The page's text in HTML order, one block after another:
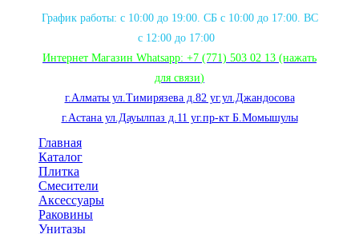
График работы: с 10:00 до 19:00. СБ с 10:00 до 17:00. ВС
с 12:00 до 17:00
Интернет Магазин Whatsapp: +7 (771) 503 02 13 (нажать
для связи)
г.Алматы ул.Тимирязева д.82 уг.ул.Джандосова
г.Астана ул.Дауылпаз д.11 уг.пр-кт Б.Момышулы
Главная
Каталог
Плитка
Смесители
Аксессуары
Раковины
Унитазы